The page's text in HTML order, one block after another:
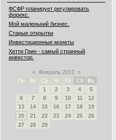
ФСФР планирует регулировать
форекс.
Мой маленький бизнес.
Старые открытки
Инвестиционные монеты
Хетти Грин - самый странный
инвестор.
« Февраль 2012 »
Пн
Вт Ср Чт Пт Сб
Вс
1
2 3 4
5
6
7 8 9 10 11
12
13
14 15 16 17 18
19
20
21 22 23 24 25
26
27
28 29